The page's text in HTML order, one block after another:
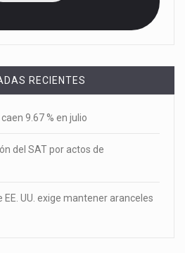
RECIENTES
9.67 % en julio
del SAT por actos de
EE. UU. exige mantener aranceles